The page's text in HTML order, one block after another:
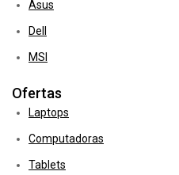
Asus
Dell
MSI
Ofertas
Laptops
Computadoras
Tablets